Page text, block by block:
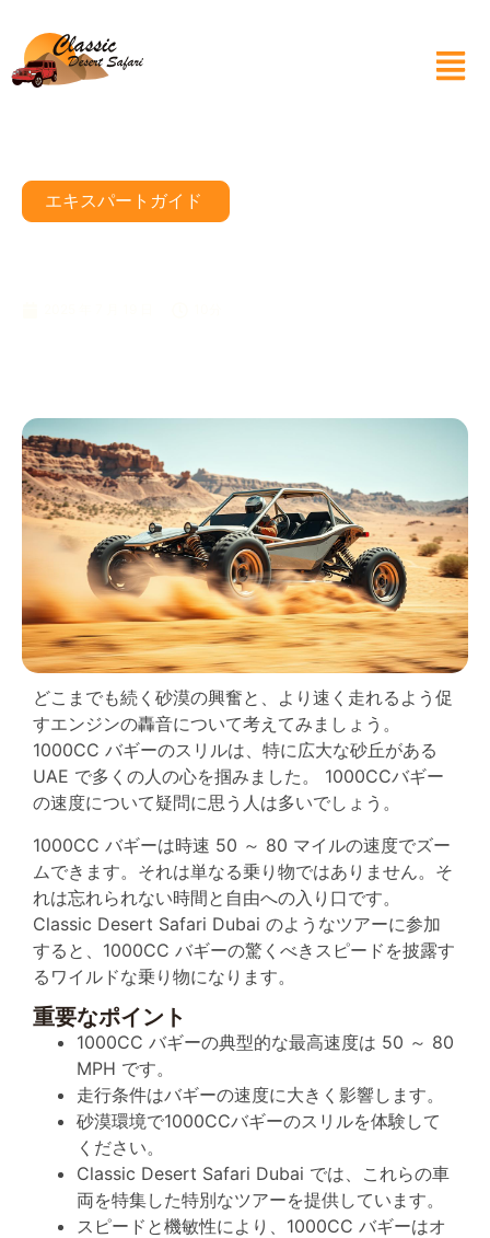
エキスパートガイド
どこまでも続く砂漠の興奮と、より速く走れるよう促
すエンジンの轟音について考えてみましょう。
1000CC バギーのスリルは、特に広大な砂丘がある
UAE で多くの人の心を掴みました。 1000CCバギー
の速度について疑問に思う人は多いでしょう。
1000CC バギーは時速 50 ～ 80 マイルの速度でズー
ムできます。それは単なる乗り物ではありません。そ
れは忘れられない時間と自由への入り口です。
Classic Desert Safari Dubai のようなツアーに参加
すると、1000CC バギーの驚くべきスピードを披露す
るワイルドな乗り物になります。
重要なポイント
1000CC バギーの典型的な最高速度は 50 ～ 80
MPH です。
走行条件はバギーの速度に大きく影響します。
砂漠環境で1000CCバギーのスリルを体験して
ください。
Classic Desert Safari Dubai では、これらの車
両を特集した特別なツアーを提供しています。
スピードと機敏性により、1000CC バギーはオ